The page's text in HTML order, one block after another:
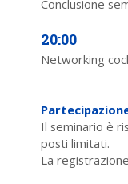
Conclusione
20:00
Networking
Il seminario è
posti limitati.
La